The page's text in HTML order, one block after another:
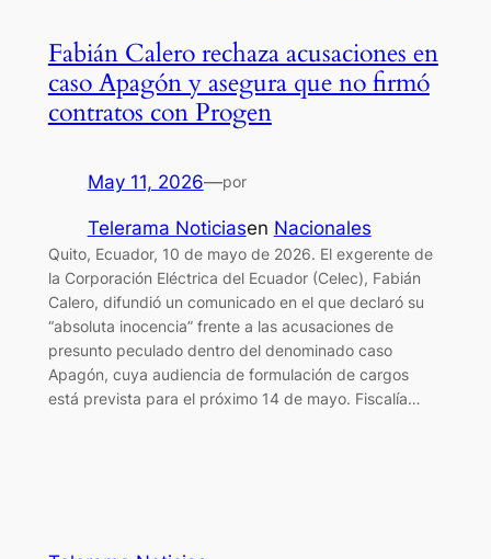
Fabián Calero rechaza acusaciones en
caso Apagón y asegura que no firmó
contratos con Progen
May 11, 2026—por
Telerama Noticiasen Nacionales
Quito, Ecuador, 10 de mayo de 2026. El exgerente de
la Corporación Eléctrica del Ecuador (Celec), Fabián
Calero, difundió un comunicado en el que declaró su
“absoluta inocencia” frente a las acusaciones de
presunto peculado dentro del denominado caso
Apagón, cuya audiencia de formulación de cargos
está prevista para el próximo 14 de mayo. Fiscalía…